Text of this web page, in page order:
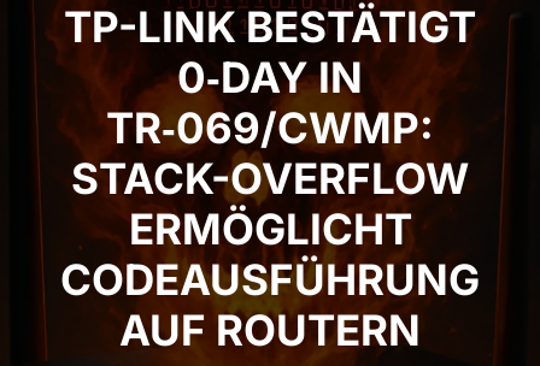
TP-LINK BESTÄTIGT
0‑DAY IN
TR‑069/CWMP:
STACK-OVERFLOW
ERMÖGLICHT
CODEAUSFÜHRUNG
AUF ROUTERN